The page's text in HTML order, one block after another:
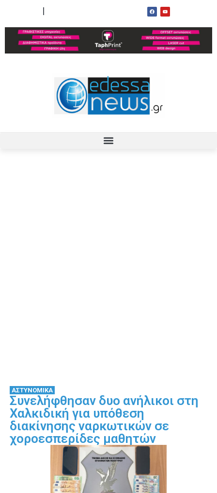
ΑΣΤΥΝΟΜΙΚΑ
Συνελήφθησαν δυο ανήλικοι στη
Χαλκιδική για υπόθεση
διακίνησης ναρκωτικών σε
χοροεσπερίδες μαθητών